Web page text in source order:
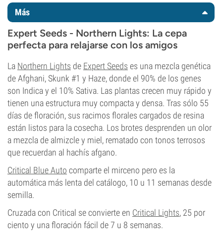
Más
Expert Seeds - Northern Lights: La cepa
perfecta para relajarse con los amigos
La Northern Lights de Expert Seeds es una mezcla genética
de Afghani, Skunk #1 y Haze, donde el 90% de los genes
son Indica y el 10% Sativa. Las plantas crecen muy rápido y
tienen una estructura muy compacta y densa. Tras sólo 55
días de floración, sus racimos florales cargados de resina
están listos para la cosecha. Los brotes desprenden un olor
a mezcla de almizcle y miel, rematado con tonos terrosos
que recuerdan al hachís afgano.
Critical Blue Auto comparte el mirceno pero es la
automática más lenta del catálogo, 10 u 11 semanas desde
semilla.
Cruzada con Critical se convierte en Critical Lights, 25 por
ciento y una floración fácil de 7 u 8 semanas.